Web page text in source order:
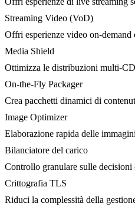
Streaming Video (VoD)
Offri esperienze video on-demand
Media Shield
Ottimizza le distribuzioni multi-
On-the-Fly Packager
Crea pacchetti dinamici di
Image Optimizer
Elaborazione rapida delle
Bilanciatore del carico
Controllo granulare sulle
Crittografia TLS
Riduci la complessità della